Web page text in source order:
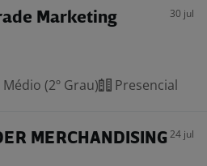
Marketing 30 jul
(2º Grau) Presencial
MERCHANDISING 24 jul